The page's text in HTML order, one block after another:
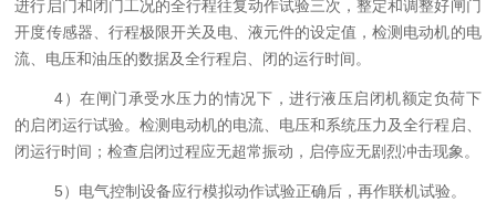
进行启门和闭门工况的全行程往复动作试验三次，整定和调整好闸门
开度传感器、行程极限开关及电、液元件的设定值，检测电动机的电
流、电压和油压的数据及全行程启、闭的运行时间。
4）在闸门承受水压力的情况下，进行液压启闭机额定负荷下
的启闭运行试验。检测电动机的电流、电压和系统压力及全行程启、
闭运行时间；检查启闭过程应无超常振动，启停应无剧烈冲击现象。
5）电气控制设备应行模拟动作试验正确后，再作联机试验。